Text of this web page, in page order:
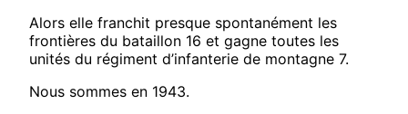
Alors elle franchit presque spontanément les
frontières du bataillon 16 et gagne toutes les
unités du régiment d’infanterie de montagne 7.
Nous sommes en 1943.